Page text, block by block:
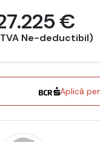
€
Ne-deductibil)
Aplică